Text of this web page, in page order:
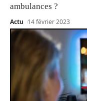
ambulances ?
Actu 14 février 2023